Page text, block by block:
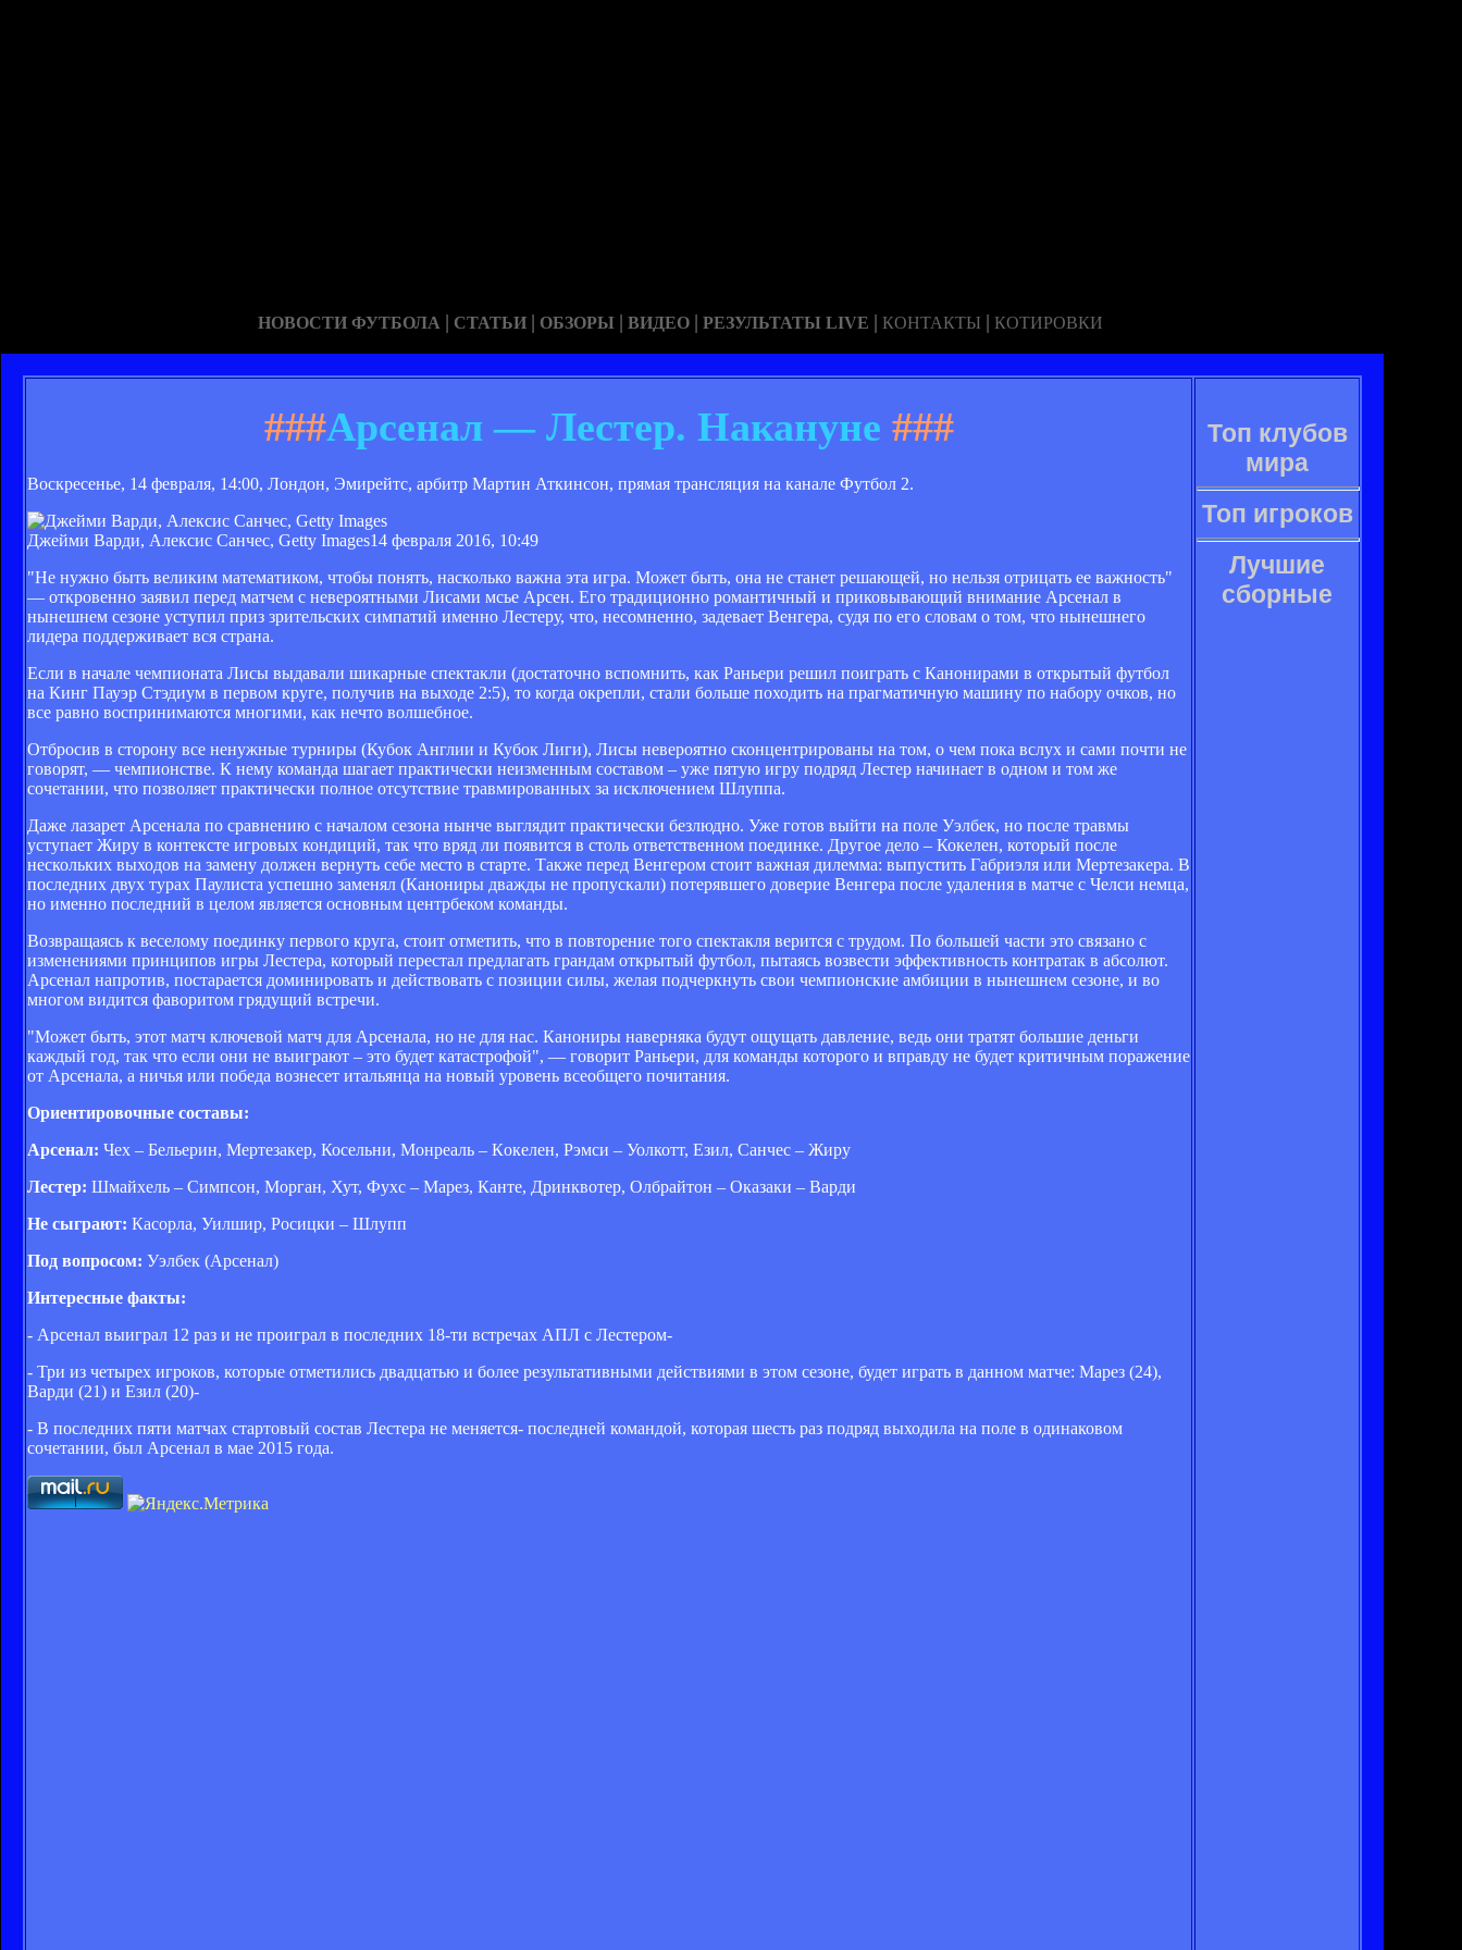
НОВОСТИ ФУТБОЛА | СТАТЬИ | ОБЗОРЫ | ВИДЕО | РЕЗУЛЬТАТЫ LIVE | КОНТАКТЫ | КОТИРОВКИ
###Арсенал — Лестер. Накануне ###
Воскресенье, 14 февраля, 14:00, Лондон, Эмирейтс, арбитр Мартин Аткинсон, прямая трансляция на канале Футбол 2.
Джейми Варди, Алексис Санчес, Getty Images14 февраля 2016, 10:49
"Не нужно быть великим математиком, чтобы понять, насколько важна эта игра. Может быть, она не станет решающей, но нельзя отрицать ее важность"
— откровенно заявил перед матчем с невероятными Лисами мсье Арсен. Его традиционно романтичный и приковывающий внимание Арсенал в
нынешнем сезоне уступил приз зрительских симпатий именно Лестеру, что, несомненно, задевает Венгера, судя по его словам о том, что нынешнего
лидера поддерживает вся страна.
Если в начале чемпионата Лисы выдавали шикарные спектакли (достаточно вспомнить, как Раньери решил поиграть с Канонирами в открытый футбол
на Кинг Пауэр Стэдиум в первом круге, получив на выходе 2:5), то когда окрепли, стали больше походить на прагматичную машину по набору очков, но
все равно воспринимаются многими, как нечто волшебное.
Отбросив в сторону все ненужные турниры (Кубок Англии и Кубок Лиги), Лисы невероятно сконцентрированы на том, о чем пока вслух и сами почти не
говорят, — чемпионстве. К нему команда шагает практически неизменным составом – уже пятую игру подряд Лестер начинает в одном и том же
сочетании, что позволяет практически полное отсутствие травмированных за исключением Шлуппа.
Даже лазарет Арсенала по сравнению с началом сезона нынче выглядит практически безлюдно. Уже готов выйти на поле Уэлбек, но после травмы
уступает Жиру в контексте игровых кондиций, так что вряд ли появится в столь ответственном поединке. Другое дело – Кокелен, который после
нескольких выходов на замену должен вернуть себе место в старте. Также перед Венгером стоит важная дилемма: выпустить Габриэля или Мертезакера. В
последних двух турах Паулиста успешно заменял (Канониры дважды не пропускали) потерявшего доверие Венгера после удаления в матче с Челси немца,
но именно последний в целом является основным центрбеком команды.
Возвращаясь к веселому поединку первого круга, стоит отметить, что в повторение того спектакля верится с трудом. По большей части это связано с
изменениями принципов игры Лестера, который перестал предлагать грандам открытый футбол, пытаясь возвести эффективность контратак в абсолют.
Арсенал напротив, постарается доминировать и действовать с позиции силы, желая подчеркнуть свои чемпионские амбиции в нынешнем сезоне, и во
многом видится фаворитом грядущий встречи.
"Может быть, этот матч ключевой матч для Арсенала, но не для нас. Канониры наверняка будут ощущать давление, ведь они тратят большие деньги
каждый год, так что если они не выиграют – это будет катастрофой", — говорит Раньери, для команды которого и вправду не будет критичным поражение
от Арсенала, а ничья или победа вознесет итальянца на новый уровень всеобщего почитания.
Ориентировочные составы:
Арсенал: Чех – Бельерин, Мертезакер, Косельни, Монреаль – Кокелен, Рэмси – Уолкотт, Езил, Санчес – Жиру
Лестер: Шмайхель – Симпсон, Морган, Хут, Фухс – Марез, Канте, Дринквотер, Олбрайтон – Оказаки – Варди
Не сыграют: Касорла, Уилшир, Росицки – Шлупп
Под вопросом: Уэлбек (Арсенал)
Интересные факты:
- Арсенал выиграл 12 раз и не проиграл в последних 18-ти встречах АПЛ с Лестером-
- Три из четырех игроков, которые отметились двадцатью и более результативными действиями в этом сезоне, будет играть в данном матче: Марез (24),
Варди (21) и Езил (20)-
- В последних пяти матчах стартовый состав Лестера не меняется- последней командой, которая шесть раз подряд выходила на поле в одинаковом
сочетании, был Арсенал в мае 2015 года.
Топ клубов
мира
Топ игроков
Лучшие
сборные